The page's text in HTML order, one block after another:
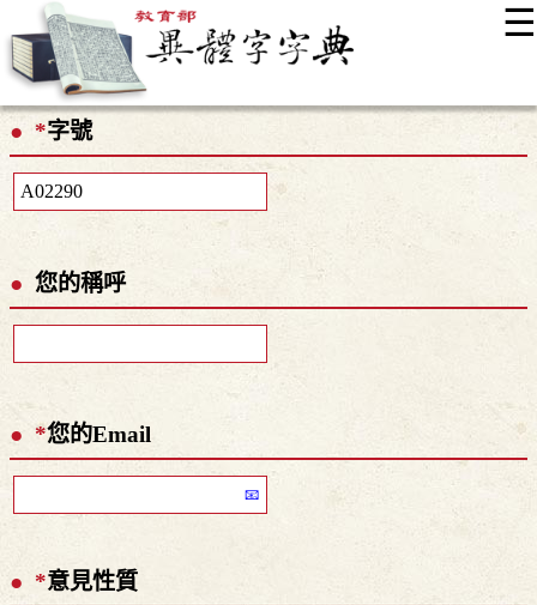
☰
最新消息
EN
*字號
您的稱呼
*您的Email
*意見性質